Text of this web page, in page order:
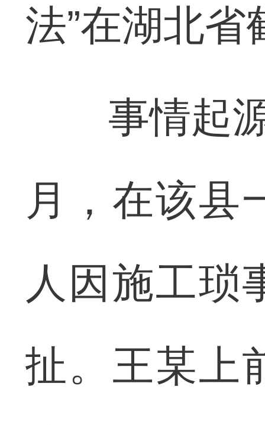
法”在湖北
事情起源
月，在该县
人因施工琐
扯。王某上